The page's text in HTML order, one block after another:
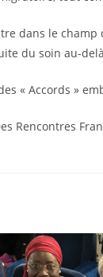
dans le
du soin au-
« Accords »
Rencontres